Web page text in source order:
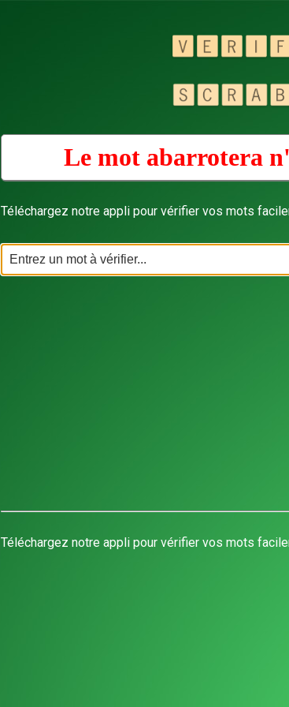
Le mot abarrotera
Téléchargez notre appli pour vérifier vos mots
Téléchargez notre appli pour vérifier vos mots